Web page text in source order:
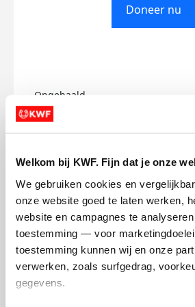
Welkom bij KWF. Fijn dat je onze
We gebruiken cookies en
onze website goed te laten werken,
website en campagnes te
toestemming — voor
toestemming kunnen wij en onze
verwerken, zoals surfgedrag,
gegevens.
Doneer nu
Opgehaald
€0
Sara's